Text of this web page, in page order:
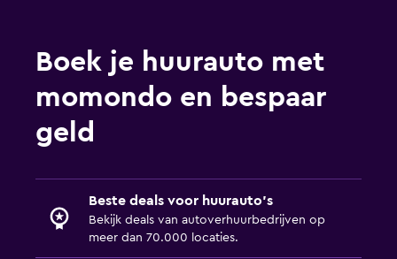
Autoverhuur in Guapiles
Autoverhuur in Puerto Viejo de Talamanca
Autoverhuur in Paso Canoas
Boek je huurauto met
momondo en bespaar
geld
Beste deals voor huurauto's
Bekijk deals van autoverhuurbedrijven op
meer dan 70.000 locaties.